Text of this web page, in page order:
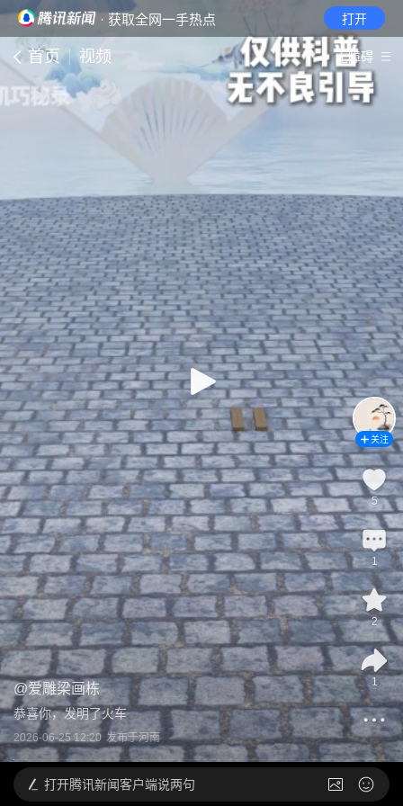
· 获取全网一手热点 打开
首页 视频 无障碍
@爱雕梁画栋
恭喜你，发明了火车
2026-06-25 12:20 发布于河南
关注
5
1
2
1
打开腾讯新闻客户端说两句